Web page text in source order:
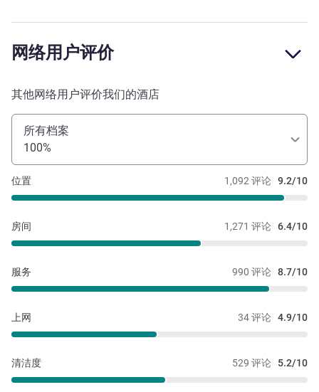
网络用户评价
其他网络用户评价我们的酒店
所有档案
100%
1,092 评论 9.2/10
位置
1,271 评论 6.4/10
房间
990 评论 8.7/10
服务
34 评论 4.9/10
上网
529 评论 5.2/10
清洁度